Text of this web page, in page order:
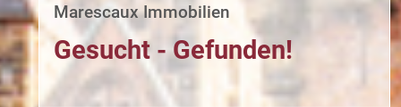
Marescaux Immobilien
Gesucht - Gefunden!